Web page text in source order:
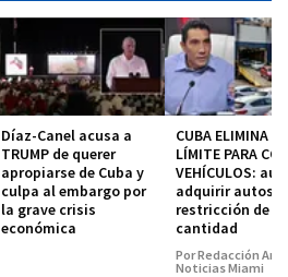
Díaz-Canel acusa a
TRUMP de querer
apropiarse de Cuba y
culpa al embargo por
la grave crisis
económica
CUBA ELIMINA EL
LÍMITE PARA
VEHÍCULOS:
adquirir autos
restricción de
cantidad
Por Redacción
Noticias Miami